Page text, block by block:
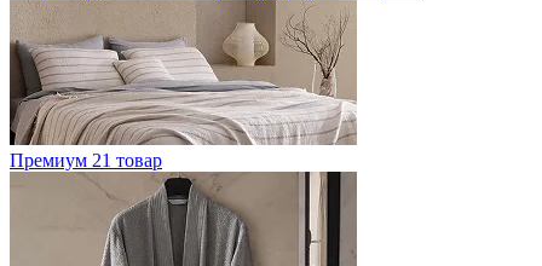
Премиум 21 товар